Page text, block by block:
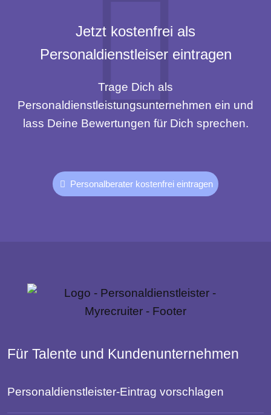
Jetzt kostenfrei als
Personaldienstleiser eintragen
Trage Dich als
Personaldienstleistungsunternehmen ein und
lass Deine Bewertungen für Dich sprechen.
Personalberater kostenfrei eintragen
Für Talente und Kundenunternehmen
Personaldienstleister-Eintrag vorschlagen